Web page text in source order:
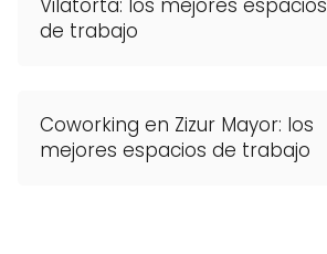
Vilatorta: los mejores espacios
de trabajo
Coworking en Zizur Mayor: los
mejores espacios de trabajo